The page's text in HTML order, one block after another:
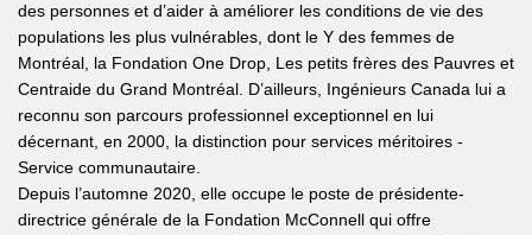
des personnes et d’aider à améliorer les conditions de vie des
populations les plus vulnérables, dont le Y des femmes de
Montréal, la Fondation One Drop, Les petits frères des Pauvres et
Centraide du Grand Montréal. D’ailleurs, Ingénieurs Canada lui a
reconnu son parcours professionnel exceptionnel en lui
décernant, en 2000, la distinction pour services méritoires -
Service communautaire.
Depuis l’automne 2020, elle occupe le poste de présidente-
directrice générale de la Fondation McConnell qui offre